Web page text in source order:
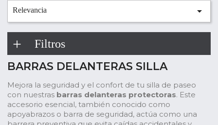
Relevancia 
Filtros
BARRAS DELANTERAS SILLA
Mejora la seguridad y el confort de tu silla de paseo
con nuestras barras delanteras protectoras. Este
accesorio esencial, también conocido como
apoyabrazos o barra de seguridad, actúa como una